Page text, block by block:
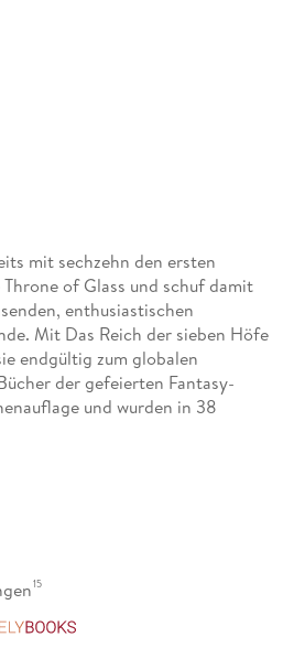
mit sechzehn den ersten
of Glass und schuf damit
enthusiastischen
Mit Das Reich der sieben Höfe
endgültig zum globalen
der gefeierten Fantasy-
und wurden in 38
15